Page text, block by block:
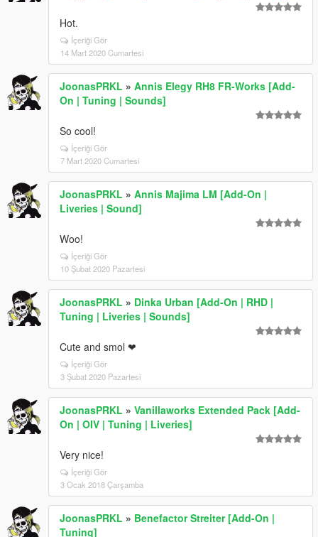
Hot.
İçeriği Gör
14 Mart 2020 Cumartesi
JoonasPRKL » Annis Elegy RH8 FR-Works [Add-
On | Tuning | Sounds]
So cool!
İçeriği Gör
7 Mart 2020 Cumartesi
JoonasPRKL » Annis Majima LM [Add-On |
Liveries | Sound]
Woo!
İçeriği Gör
10 Şubat 2020 Pazartesi
JoonasPRKL » Dinka Urban [Add-On | RHD |
Tuning | Liveries | Sounds]
Cute and smol ❤
İçeriği Gör
3 Şubat 2020 Pazartesi
JoonasPRKL » Vanillaworks Extended Pack [Add-
On | OIV | Tuning | Liveries]
Very nice!
İçeriği Gör
3 Ocak 2018 Çarşamba
JoonasPRKL » Benefactor Streiter [Add-On |
Tuning]